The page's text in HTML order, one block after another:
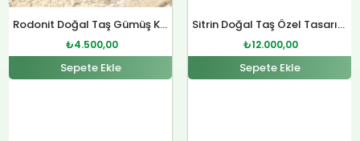
Rodonit Doğal Taş Gümüş Kolye
₺4.500,00
Sepete Ekle